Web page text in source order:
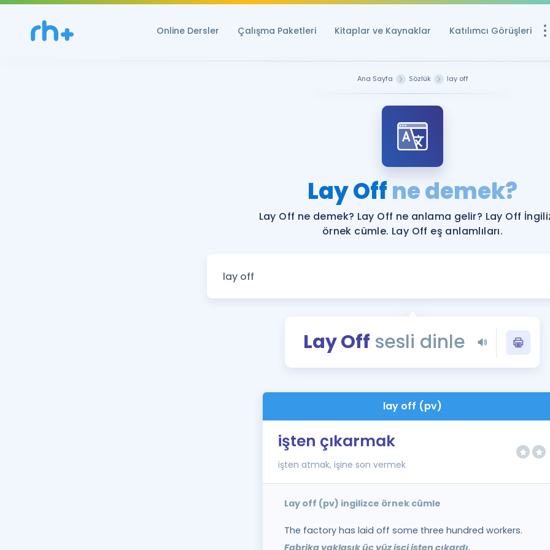
Online Dersler Çalışma Paketleri Kitaplar ve Kaynaklar Katılımcı Görüşleri
YDS ve YÖKDİL
Rehberlik Aracı
YDS ve
Tüm ÖSYM
YDS - YÖKDİL
İngilizce Gramer
Ana Sayfa Sözlük lay off
Lay Offne demek?
Lay Off ne demek? Lay Off ne anlama gelir? Lay Off
örnek cümle. Lay Off eş anlamlıları.
Lay Off sesli dinle
lay off (pv)
işten çıkarmak
işten atmak, işine son vermek
Lay off (pv) ingilizce örnek cümle
The factory has laid off some three hundred workers.
Fabrika yaklaşık üç yüz işçi işten çıkardı.